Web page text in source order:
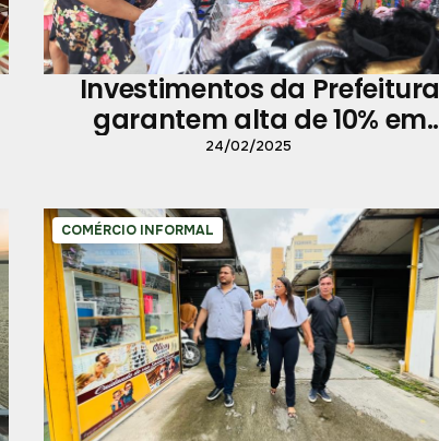
Investimentos da Prefeitura
garantem alta de 10% em
vendas do comércio
24/02/2025
COMÉRCIO INFORMAL